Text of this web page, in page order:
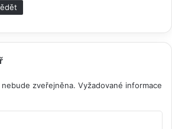
zveřejněna. Vyžadované informace